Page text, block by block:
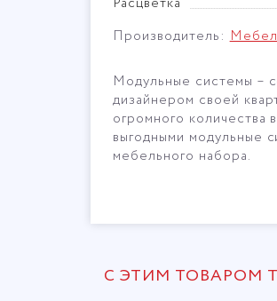
Производитель:
Модульные системы –
дизайнером своей
огромного
выгодными модульные
мебельного набора.
С ЭТИМ ТОВАРОМ